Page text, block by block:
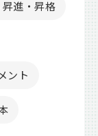
昇進・昇格
ント